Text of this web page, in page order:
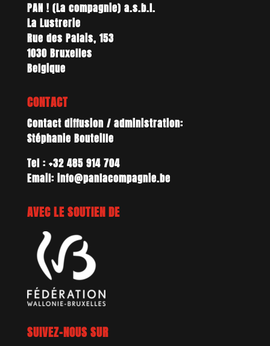
PAN ! (La compagnie) a.s.b.l.
La Lustrerie
Rue des Palais, 153
1030 Bruxelles
Belgique
CONTACT
Contact diffusion / administration:
Stéphanie Bouteille
Tel : +32 485 914 704
Email: info@panlacompagnie.be
AVEC LE SOUTIEN DE
SUIVEZ-NOUS SUR